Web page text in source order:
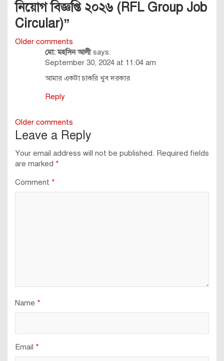
নিয়োগ বিজ্ঞপ্তি ২০২৬ (RFL Group Job
Circular)”
Comments
navigation
Older comments
মো: মহসিন আলী says:
September 30, 2024 at 11:04 am
আমার একটা চাকরি খুব দরকার
Reply
Comments
navigation
Older comments
Leave a Reply
Your email address will not be published. Required fields
are marked *
Comment *
Name *
Email *